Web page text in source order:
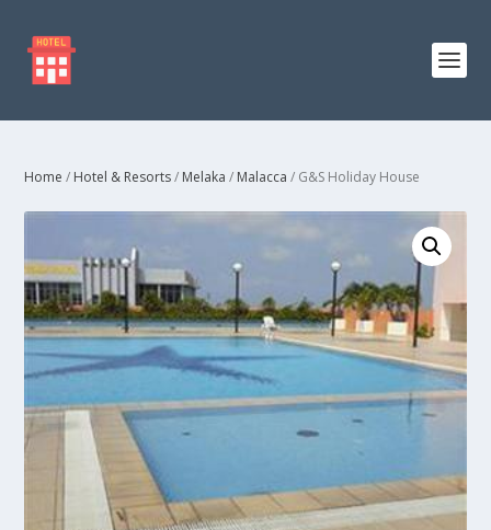
Home / Hotel & Resorts/ Melaka / Malacca / G&S Holiday House